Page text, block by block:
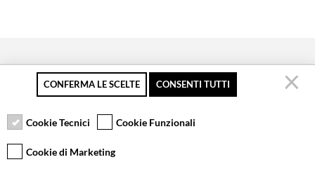
Secure payment
Free returns up to 30
Customer service
CONFERMA LE SCELTE CONSENTI TUTTI
Cookie Tecnici Cookie Funzionali
Cookie di Marketing